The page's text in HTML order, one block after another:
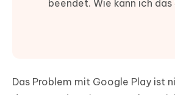
beendet. Wie kann ich das
Das Problem mit Google Play ist